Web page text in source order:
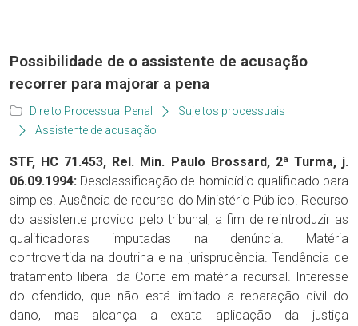
Possibilidade de o assistente de acusação
recorrer para majorar a pena
Direito Processual Penal
Sujeitos processuais
Assistente de acusação
STF, HC 71.453, Rel. Min. Paulo Brossard, 2ª Turma, j.
06.09.1994: Desclassificação de homicídio qualificado para
simples. Ausência de recurso do Ministério Público. Recurso
do assistente provido pelo tribunal, a fim de reintroduzir as
qualificadoras imputadas na denúncia. Matéria
controvertida na doutrina e na jurisprudência. Tendência de
tratamento liberal da Corte em matéria recursal. Interesse
do ofendido, que não está limitado a reparação civil do
dano, mas alcança a exata aplicação da justiça